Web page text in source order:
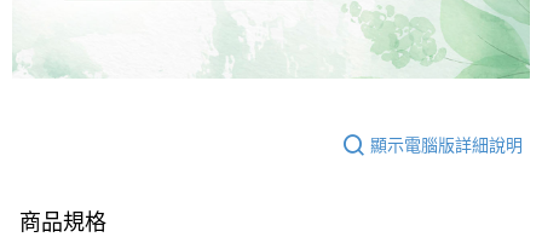
顯示電腦版詳細說明
商品規格